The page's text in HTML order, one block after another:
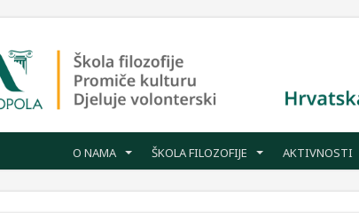
O NAMA ŠKOLA FILOZOFIJE AKTIVNOSTI